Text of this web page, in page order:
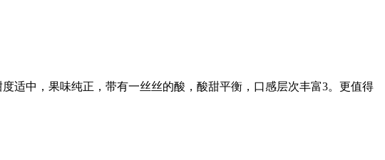
适中，果味纯正，带有一丝丝的酸，酸甜平衡，口感层次丰富3。更值得